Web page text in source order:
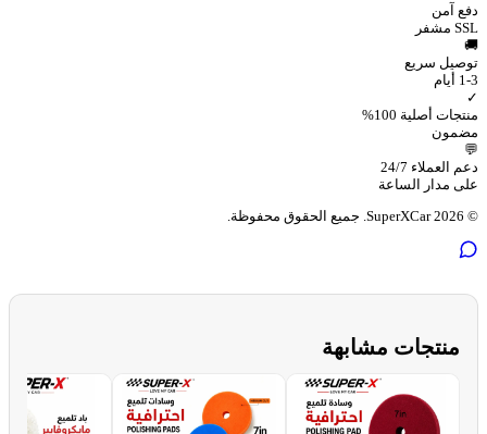
دفع آمن
SSL مشفر
🚚
توصيل سريع
1-3 أيام
✓
منتجات أصلية 100%
مضمون
💬
دعم العملاء 24/7
على مدار الساعة
©
2026
SuperXCar. جميع الحقوق محفوظة.
منتجات مشابهة